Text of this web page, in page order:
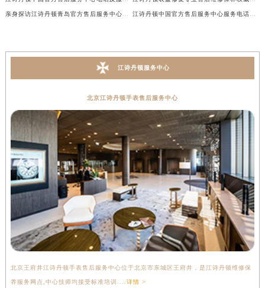
亲身探访江诗丹顿青岛官方售后服务中心｜全新服务热线及门店地址（2026年7月最新） 江诗丹顿中国官方售后服务中心服务电话及详细地址实地考察报告_多信源验证（2026年7月最新）
江诗丹顿服务中心
北京江诗丹顿手表售后服务中心
北京王府井江诗丹顿手表售后服务中心位于北京市东城区王府井，是江诗丹顿维修保
养服务网点,中心技师均接受标准培训.... 详情 >